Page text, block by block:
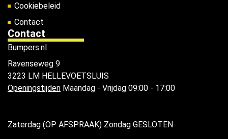
Cookiebeleid
Contact
Contact
Bumpers.nl
Ravenseweg 9
3223 LM HELLEVOETSLUIS
Openingstijden Maandag - Vrijdag 09:00 - 17:00
Zaterdag (OP AFSPRAAK) Zondag GESLOTEN